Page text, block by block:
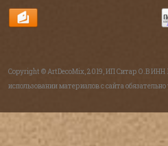
Copyright © ArtDecoMix, 2019, ИП Ситар О.В
использовании материалов с сайта